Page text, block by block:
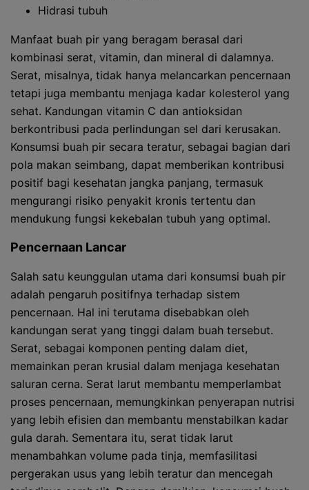
Hidrasi tubuh
Manfaat buah pir yang beragam berasal dari
kombinasi serat, vitamin, dan mineral di dalamnya.
Serat, misalnya, tidak hanya melancarkan pencernaan
tetapi juga membantu menjaga kadar kolesterol yang
sehat. Kandungan vitamin C dan antioksidan
berkontribusi pada perlindungan sel dari kerusakan.
Konsumsi buah pir secara teratur, sebagai bagian dari
pola makan seimbang, dapat memberikan kontribusi
positif bagi kesehatan jangka panjang, termasuk
mengurangi risiko penyakit kronis tertentu dan
mendukung fungsi kekebalan tubuh yang optimal.
Pencernaan Lancar
Salah satu keunggulan utama dari konsumsi buah pir
adalah pengaruh positifnya terhadap sistem
pencernaan. Hal ini terutama disebabkan oleh
kandungan serat yang tinggi dalam buah tersebut.
Serat, sebagai komponen penting dalam diet,
memainkan peran krusial dalam menjaga kesehatan
saluran cerna. Serat larut membantu memperlambat
proses pencernaan, memungkinkan penyerapan nutrisi
yang lebih efisien dan membantu menstabilkan kadar
gula darah. Sementara itu, serat tidak larut
menambahkan volume pada tinja, memfasilitasi
pergerakan usus yang lebih teratur dan mencegah